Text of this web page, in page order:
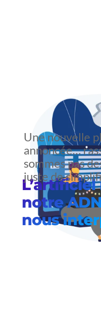
L’artificiel
notre
nous
Une nouvelle
annoncée…
sommes pas
juste de